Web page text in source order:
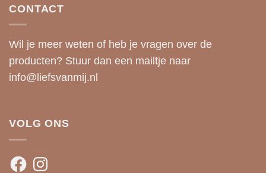
CONTACT
Wil je meer weten of heb je vragen over de
producten? Stuur dan een mailtje naar
info@liefsvanmij.nl
VOLG ONS
FacebookInstagram